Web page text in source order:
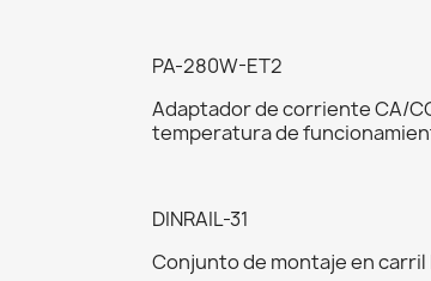
PA-280W-ET2
Adaptador de corriente CA/
temperatura de
DINRAIL-31
Conjunto de montaje en carril